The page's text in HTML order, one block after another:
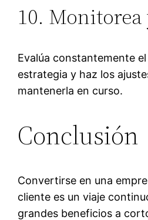
10.
Evalúa constantemente
estrategia y haz los
mantenerla en curso.
Conclusión
Convertirse en una
cliente es un viaje
grandes beneficios a